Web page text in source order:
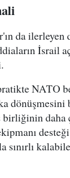
da
İsrail
NATO
sınırlı